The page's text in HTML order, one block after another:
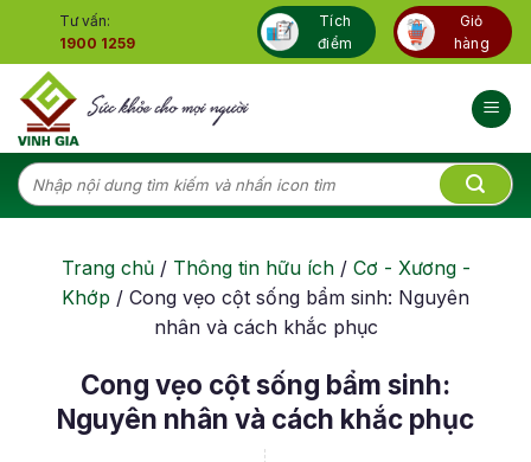
content
Tư vấn:
1900 1259
Tích
điểm
Giỏ
hàng
Tìm
kiếm:
Trang chủ/ Thông tin hữu ích/ Cơ - Xương -
Khớp / Cong vẹo cột sống bẩm sinh: Nguyên
nhân và cách khắc phục
Cong vẹo cột sống bẩm sinh:
Nguyên nhân và cách khắc phục